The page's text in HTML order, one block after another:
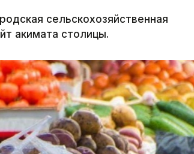
сельскохозяйственная
акимата столицы.